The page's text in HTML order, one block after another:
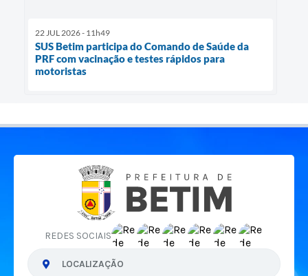
22 JUL 2026 - 11h49
SUS Betim participa do Comando de Saúde da
PRF com vacinação e testes rápidos para
motoristas
REDES SOCIAIS
LOCALIZAÇÃO